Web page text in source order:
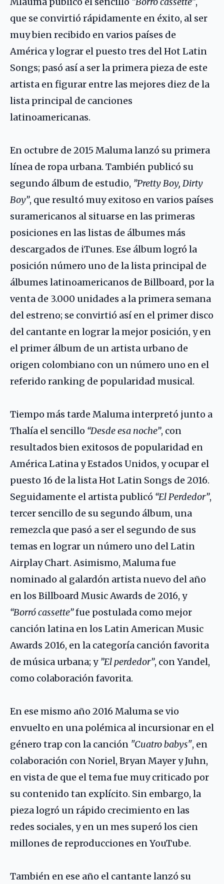
que se convirtió rápidamente en éxito, al ser
muy bien recibido en varios países de
América y lograr el puesto tres del Hot Latin
Songs; pasó así a ser la primera pieza de este
artista en figurar entre las mejores diez de la
lista principal de canciones
latinoamericanas.
En octubre de 2015 Maluma lanzó su primera
línea de ropa urbana. También publicó su
segundo álbum de estudio, ”Pretty Boy, Dirty
Boy”, que resultó muy exitoso en varios países
suramericanos al situarse en las primeras
posiciones en las listas de álbumes más
descargados de iTunes. Ese álbum logró la
posición número uno de la lista principal de
álbumes latinoamericanos de Billboard, por la
venta de 3.000 unidades a la primera semana
del estreno; se convirtió así en el primer disco
del cantante en lograr la mejor posición, y en
el primer álbum de un artista urbano de
origen colombiano con un número uno en el
referido ranking de popularidad musical.
Tiempo más tarde Maluma interpretó junto a
Thalía el sencillo “Desde esa noche”, con
resultados bien exitosos de popularidad en
América Latina y Estados Unidos, y ocupar el
puesto 16 de la lista Hot Latin Songs de 2016.
Seguidamente el artista publicó “El Perdedor”,
tercer sencillo de su segundo álbum, una
remezcla que pasó a ser el segundo de sus
temas en lograr un número uno del Latin
Airplay Chart. Asimismo, Maluma fue
nominado al galardón artista nuevo del año
en los Billboard Music Awards de 2016, y
“Borró cassette”fue postulada como mejor
canción latina en los Latin American Music
Awards 2016, en la categoría canción favorita
de música urbana; y ”El perdedor”, conYandel,
como colaboración favorita.
En ese mismo año 2016 Maluma se vio
envuelto en una polémica al incursionar en el
género trap con la canción "Cuatro babys", en
colaboración conNoriel, Bryan Mayery Juhn,
en vista de que el tema fue muy criticado por
su contenido tan explícito. Sin embargo, la
pieza logró un rápido crecimiento en las
redes sociales, y en un mes superó los cien
millones de reproducciones en YouTube.
También en ese año el cantante lanzó su